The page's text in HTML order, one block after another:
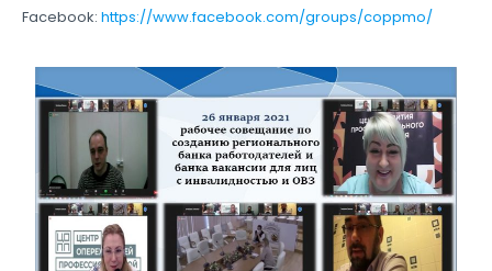
Facebook: https://www.facebook.com/groups/coppmo/